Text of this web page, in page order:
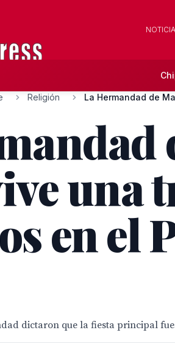
Religión
una
en el
dictaron que la fiesta principal